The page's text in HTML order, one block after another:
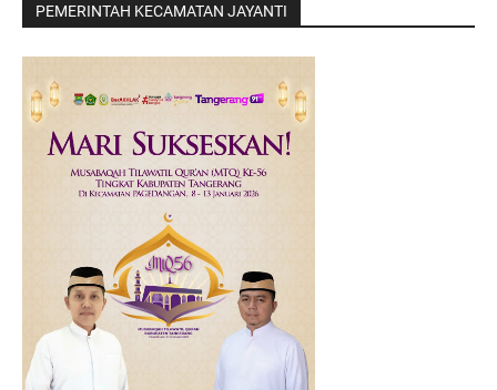
PEMERINTAH KECAMATAN JAYANTI